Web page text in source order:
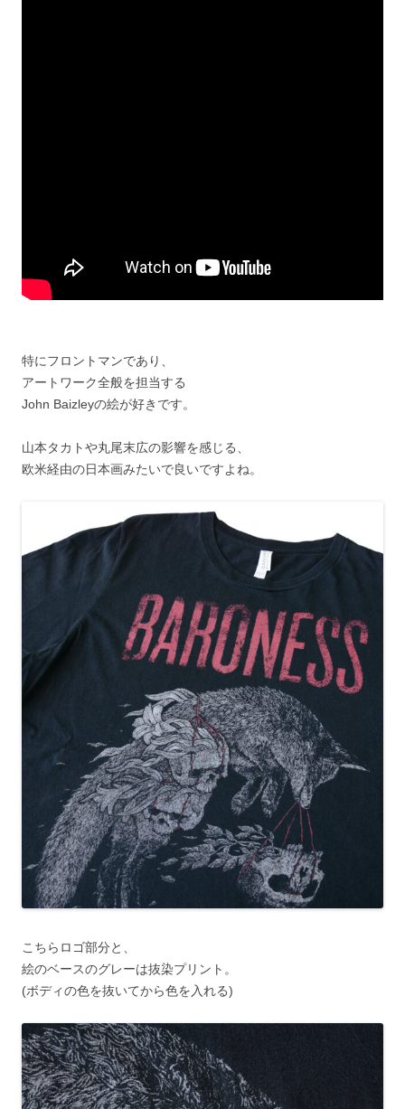
特にフロントマンであり、
アートワーク全般を担当する
John Baizleyの絵が好きです。
山本タカトや丸尾末広の影響を感じる、
欧米経由の日本画みたいで良いですよね。
こちらロゴ部分と、
絵のベースのグレーは抜染プリント。
(ボディの色を抜いてから色を入れる)